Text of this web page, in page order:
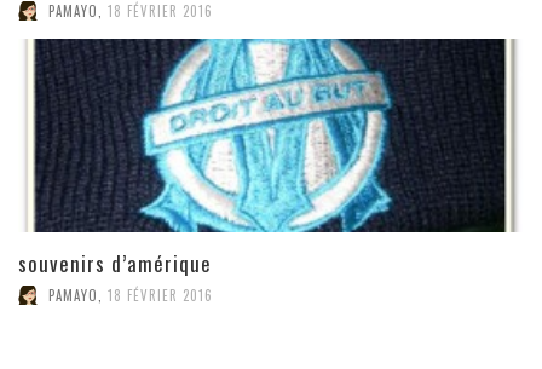
PAMAYO, 18 FÉVRIER 2016
souvenirs d’amérique
PAMAYO 18 FÉVRIER 2016